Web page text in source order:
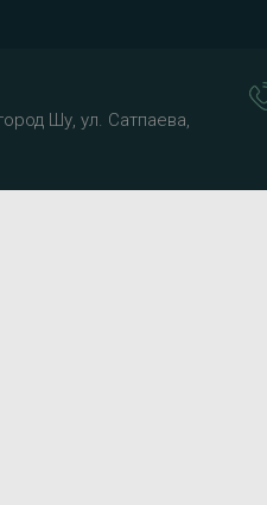
Шу, ул. Сатпаева,